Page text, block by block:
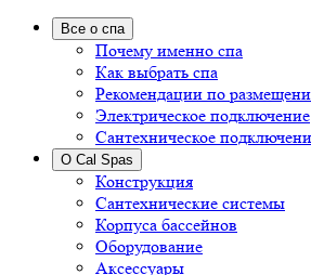
Все о спа
Почему именно спа
Как выбрать спа
Рекомендации по
Электрическое подключение
Сантехническое
О Cal Spas
Конструкция
Сантехнические системы
Корпуса бассейнов
Оборудование
Аксессуары